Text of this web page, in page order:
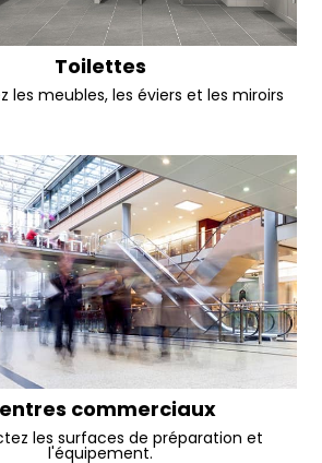
Toilettes
les meubles, les éviers et les miroirs
commerciaux
les surfaces de préparation et
l'équipement.